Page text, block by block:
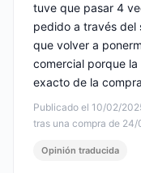
Publicado el 10/02/
tras una compra de
tuve que pasar 4
pedido a través del
que volver a
comercial porque
exacto de la
Opinión traducida